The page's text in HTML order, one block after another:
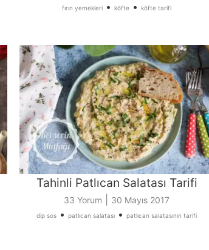
fırın yemekleri • köfte • köfte tarifi
Tahinli Patlıcan Salatası Tarifi
33 Yorum 30 Mayıs 2017
dip sos • patlıcan salatası • patlıcan salatasının tarifi